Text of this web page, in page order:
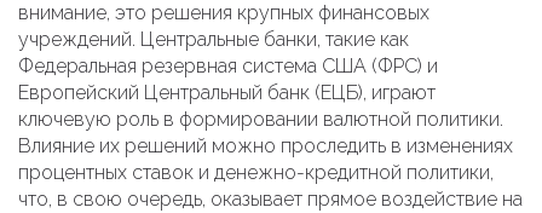
внимание, это решения крупных финансовых
учреждений. Центральные банки, такие как
Федеральная резервная система США (ФРС) и
Европейский Центральный банк (ЕЦБ), играют
ключевую роль в формировании валютной политики.
Влияние их решений можно проследить в изменениях
процентных ставок и денежно-кредитной политики,
что, в свою очередь, оказывает прямое воздействие на